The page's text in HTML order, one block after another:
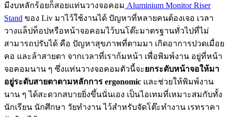
มีงบหลักร้อยก็สอยแท่นวางจอคอม Aluminium Monitor Riser
Stand ของ Liv มาไว้ใช้งานได้ ปัญหาที่หลายคนต้องเจอ เวลา
วางแล็ปท็อปหรือหน้าจอคอมไว้บนโต๊ะมาตรฐานทั่วไปที่ไม่
สามารถปรับได้ คือ ปัญหาสุขภาพที่ตามมา เกิดอาการปวดเมื่อย
คอ และล้าสายตา จากเวลาที่เราก้มหน้า เพื่อพิมพ์งาน อยู่ที่หน้า
จอคอมนาน ๆ ซึ่งแท่นวางจอคอมตัวนี้จะยกระดับหน้าจอให้มา
อยู่ระดับสายตาตามหลักการ ergonomic และช่วยให้พิมพ์งาน
นาน ๆ ได้สะดวกสบายยิ่งขึ้นนั่นเอง เป็นไอเทมที่เหมาะสมกับทั้ง
นักเรียน นักศึกษา วัยทำงาน ไว้สำหรับจัดโต๊ะทำงาน เรทราคา